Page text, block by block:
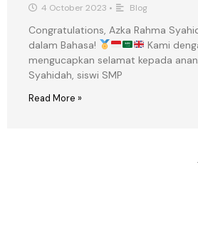
4 October 2023 • Blog
Congratulations, Azka Rahma
dalam Bahasa!
Kami
mengucapkan selamat kepada
Syahidah, siswi SMP
Read More »